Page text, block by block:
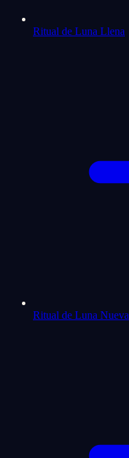
Ritual de Luna Llena
Ritual de Luna Nueva